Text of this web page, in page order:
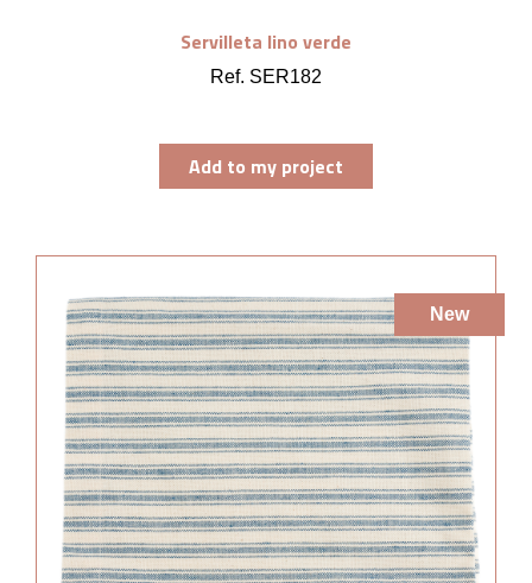
Servilleta lino verde
Ref. SER182
Add to my project
New